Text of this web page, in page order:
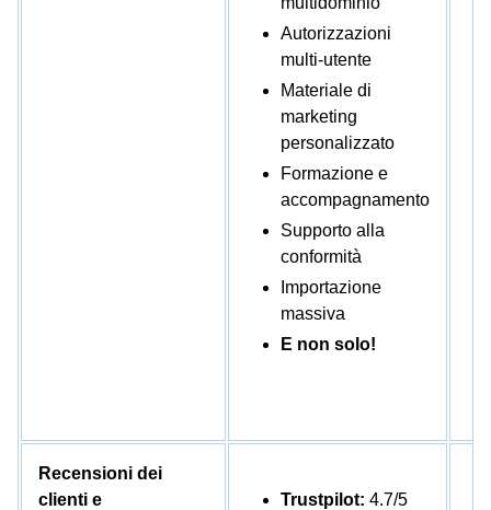
Autorizzazioni
multi-utente
Materiale di
marketing
personalizzato
Formazione e
accompagnamento
Supporto alla
conformità
Importazione
massiva
E non solo!
Recensioni dei
clienti e
Trustpilot: 4.7/5